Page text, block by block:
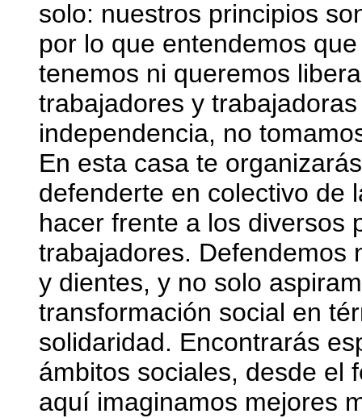
solo: nuestros principios
por lo que entendemos
tenemos ni queremos
trabajadores y
independencia, no
En esta casa te
defenderte en colectivo de
hacer frente a los diversos
trabajadores. Defendemos
y dientes, y no solo
transformación social en
solidaridad. Encontrarás
ámbitos sociales, desde el
aquí imaginamos mejores